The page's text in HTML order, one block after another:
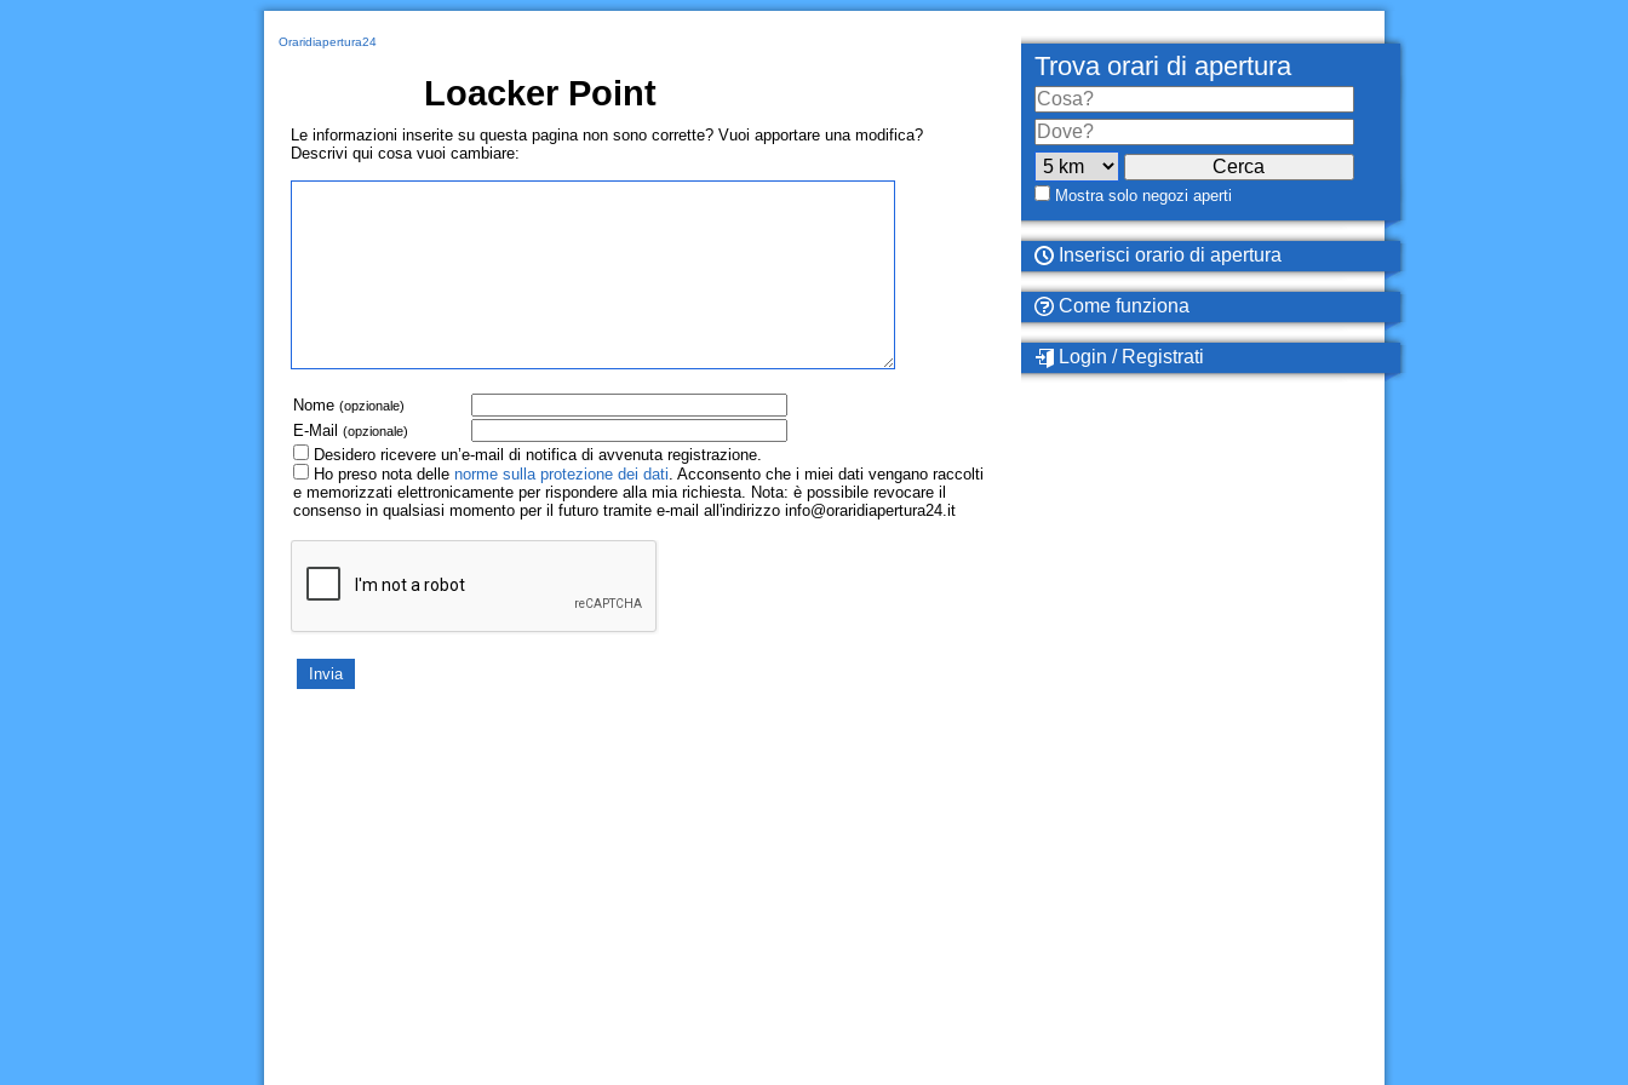
Oraridiapertura24
Loacker Point
Le informazioni inserite su questa pagina non sono corrette? Vuoi apportare una modifica?
Descrivi qui cosa vuoi cambiare:
Nome (opzionale)
E-Mail (opzionale)
Desidero ricevere un’e-mail di notifica di avvenuta registrazione.
Ho preso nota delle norme sulla protezione dei dati. Acconsento che i miei dati vengano raccolti
e memorizzati elettronicamente per rispondere alla mia richiesta. Nota: è possibile revocare il
consenso in qualsiasi momento per il futuro tramite e-mail all'indirizzo info@oraridiapertura24.it
Trova orari di apertura
Mostra solo negozi aperti
Inserisci orario di apertura
Come funziona
Login / Registrati